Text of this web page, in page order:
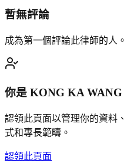
暫無評論
成為第一個評論此律師的人。
你是 KONG KA WANG
認領此頁面以管理你的資料
式和專長範疇。
認領此頁面